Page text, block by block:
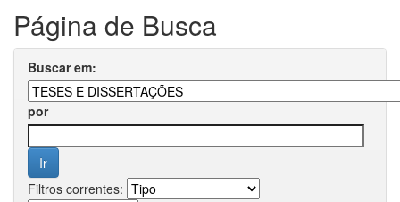
Página de Busca
Buscar em:
por
Filtros correntes: